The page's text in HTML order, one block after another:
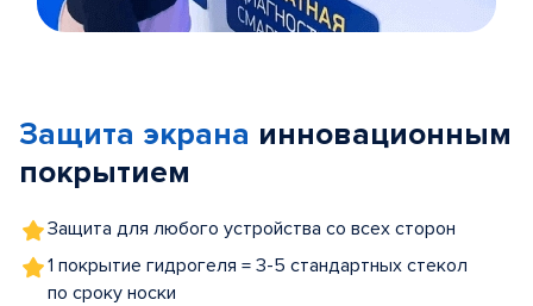
5
Защита экрана инновационным
покрытием
Защита для любого устройства со всех сторон
1 покрытие гидрогеля = 3-5 стандартных стекол
по сроку носки